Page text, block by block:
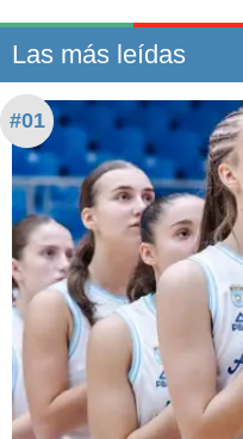
Las más leídas
#01